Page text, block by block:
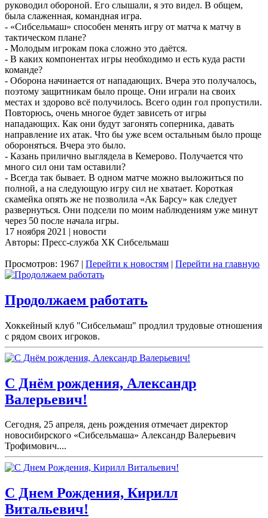
руководил обороной. Его слышали, я это видел. В общем,
была слаженная, командная игра.
- «Сибсельмаш» способен менять игру от матча к матчу в
тактическом плане?
- Молодым игрокам пока сложно это даётся.
- В каких компонентах игры необходимо и есть куда расти
команде?
- Оборона начинается от нападающих. Вчера это получалось,
поэтому защитникам было проще. Они играли на своих
местах и здорово всё получилось. Всего один гол пропустили.
Повторюсь, очень многое будет зависеть от игры
нападающих. Как они будут загонять соперника, давать
направление их атак. Что бы уже всем остальным было проще
обороняться. Вчера это было.
- Казань прилично выглядела в Кемерово. Получается что
много сил они там оставили?
- Всегда так бывает. В одном матче можно выложиться по
полной, а на следующую игру сил не хватает. Короткая
скамейка опять же не позволила «Ак Барсу» как следует
развернуться. Они подсели по моим наблюдениям уже минут
через 50 после начала игры.
17 ноября 2021 | новости
Авторы: Пресс-служба ХК Сибсельмаш
Просмотров: 1967 | Перейти к новостям | Перейти на главную
Продолжаем работать
Хоккейный клуб "Сибсельмаш" продлил трудовые отношения
с рядом своих игроков.
С Днём рождения, Александр
Валерьевич!
Сегодня, 25 апреля, день рождения отмечает директор
новосибирского «Сибсельмаша» Александр Валерьевич
Трофимович....
С Днем Рождения, Кирилл
Витальевич!